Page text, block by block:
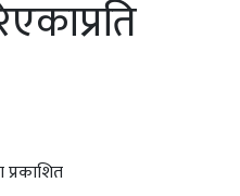
प्रकाशित